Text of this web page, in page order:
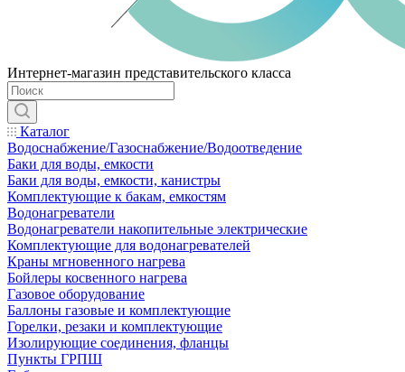
Интернет-магазин представительского класса
Каталог
Водоснабжение/Газоснабжение/Водоотведение
Баки для воды, емкости
Баки для воды, емкости, канистры
Комплектующие к бакам, емкостям
Водонагреватели
Водонагреватели накопительные электрические
Комплектующие для водонагревателей
Краны мгновенного нагрева
Бойлеры косвенного нагрева
Газовое оборудование
Баллоны газовые и комплектующие
Горелки, резаки и комплектующие
Изолирующие соединения, фланцы
Пункты ГРПШ